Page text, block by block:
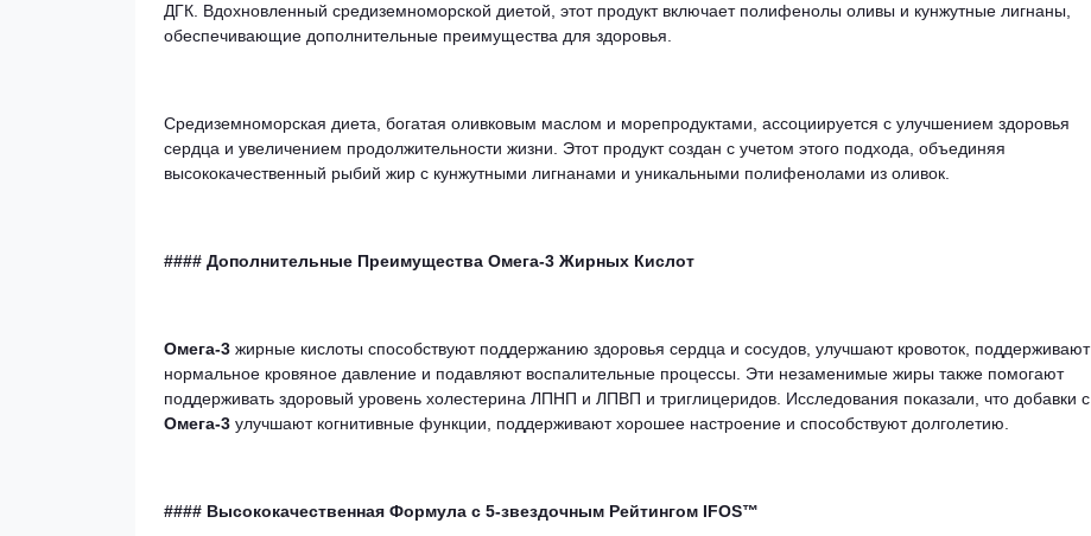
ДГК. Вдохновленный средиземноморской диетой, этот продукт включает полифенолы оливы и кунжутные лигнаны,
обеспечивающие дополнительные преимущества для здоровья.
Средиземноморская диета, богатая оливковым маслом и морепродуктами, ассоциируется с улучшением здоровья
сердца и увеличением продолжительности жизни. Этот продукт создан с учетом этого подхода, объединяя
высококачественный рыбий жир с кунжутными лигнанами и уникальными полифенолами из оливок.
#### Дополнительные Преимущества Омега-3 Жирных Кислот
Омега-3 жирные кислоты способствуют поддержанию здоровья сердца и сосудов, улучшают кровоток, поддерживают
нормальное кровяное давление и подавляют воспалительные процессы. Эти незаменимые жиры также помогают
поддерживать здоровый уровень холестерина ЛПНП и ЛПВП и триглицеридов. Исследования показали, что добавки с
Омега-3 улучшают когнитивные функции, поддерживают хорошее настроение и способствуют долголетию.
#### Высококачественная Формула с 5-звездочным Рейтингом IFOS™